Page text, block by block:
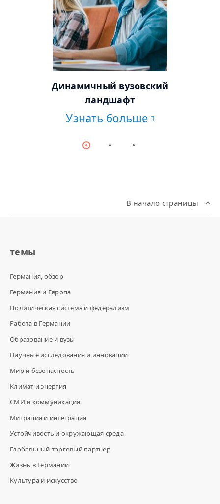
Динамичный вузовский
ландшафт
Узнать больше
В начало страницы
темы
Германия, обзор
Германия и Европа
Политическая система и федерализм
Работа в Германии
Образование и вузы
Научные исследования и инновации
Мир и безопасность
Климат и энергия
СМИ и коммуникация
Миграция и интеграция
Устойчивость и окружающая среда
Глобальный торговый партнер
Жизнь в Германии
Культура и искусство